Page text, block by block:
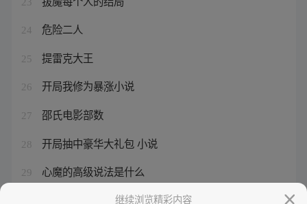
24 危险二人
25 提雷克大王
26 开局我修为暴涨小说
27 邵氏电影部数
28 开局抽中豪华大礼包 小说
29 心魔的高级说法是什么
桑丘任总督判的案子概括继续浏览精彩内容